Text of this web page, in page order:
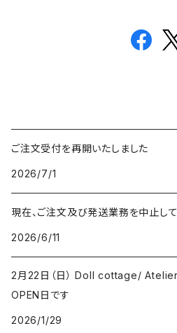
ご注文受付を再開いたしました
2026/7/1
現在、ご注文及び発送業務を中止して
2026/6/11
2月22日（日） Doll cottage/
OPEN日です
2026/1/29